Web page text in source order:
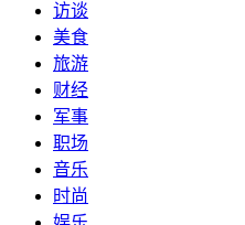
访谈
美食
旅游
财经
军事
职场
音乐
时尚